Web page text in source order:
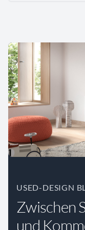
USED-DESIGN
Zwischen
und